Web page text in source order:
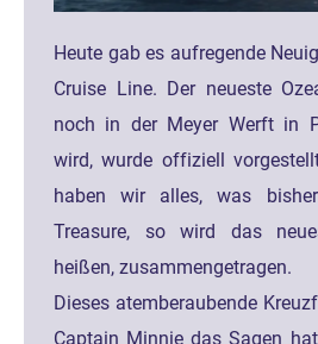
Heute gab es aufregende
Cruise Line. Der neueste
noch in der Meyer Werft in
wird, wurde offiziell
haben wir alles, was
Treasure, so wird das
heißen, zusammengetragen.
Dieses atemberaubende
Captain Minnie das Sagen